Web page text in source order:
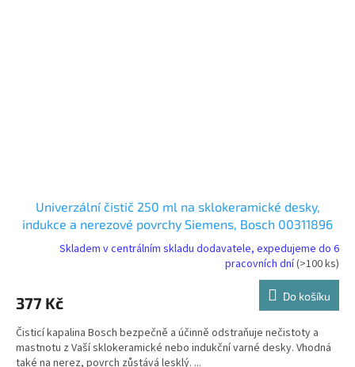
Univerzální čistič 250 ml na sklokeramické desky,
indukce a nerezové povrchy Siemens, Bosch 00311896
Skladem v centrálním skladu dodavatele, expedujeme do 6
pracovních dní(>100 ks)
377 Kč Do košíku
Čisticí kapalina Bosch bezpečně a účinně odstraňuje nečistoty a
mastnotu z Vaší sklokeramické nebo indukční varné desky. Vhodná
také na nerez, povrch zůstává lesklý. ...